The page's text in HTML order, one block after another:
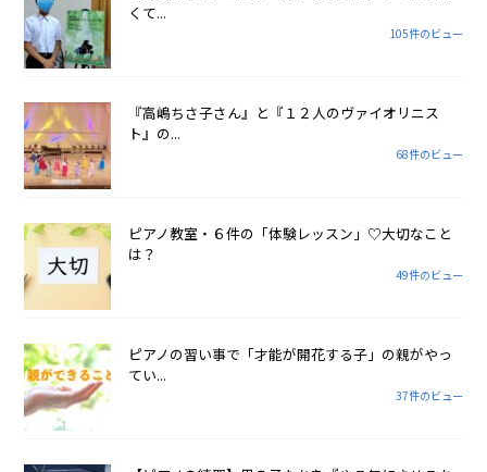
くて...
105件のビュー
『高嶋ちさ子さん』と『１２人のヴァイオリニス
ト』の...
68件のビュー
ピアノ教室・６件の「体験レッスン」♡大切なこと
は？
49件のビュー
ピアノの習い事で「才能が開花する子」の親がやっ
てい...
37件のビュー